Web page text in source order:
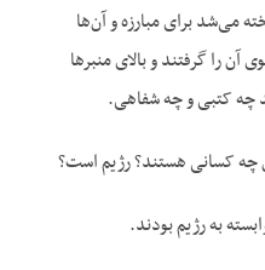
می‌شد برای مبارزه و آن‌ها
را گرفتند و بالای منبرها
چه کتبی و چه شفاهی.
چه کسانی هستند؟ رژیم است؟
به رژیم بودند.